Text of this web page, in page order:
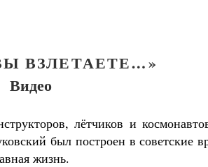
ВЗЛЕТАЕТЕ…»
Видео
лётчиков и
был построен в советские
жизнь.